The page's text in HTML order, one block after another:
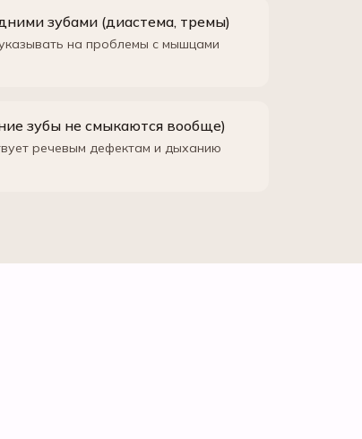
зубами (диастема, тремы)
на проблемы с мышцами
зубы не смыкаются вообще)
речевым дефектам и дыханию